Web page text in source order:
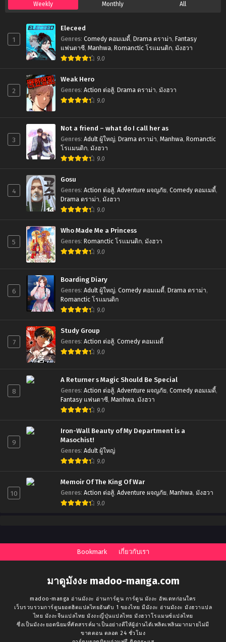
Weekly Monthly All
1
Eleceed
Genres: Comedy คอมเมดี้, Drama ดราม่า, Fantasy
แฟนตาซี, Manhwa, Romanctic โรเเมนติก, มังฮวา
9.0
2
Weak Hero
Genres: Action ต่อสู้, Drama ดราม่า, มังฮวา
9.0
3
Not a friend – what do I call her as
Genres: Adult ผู้ใหญ่, Drama ดราม่า, Manhwa, Romanctic
โรเเมนติก, มังฮวา
9.0
4
Gosu
Genres: Action ต่อสู้, Adventure ผจญภัย, Comedy คอมเมดี้,
Drama ดราม่า, มังฮวา
9.0
5
Who Made Me a Princess
Genres: Romanctic โรเเมนติก, มังฮวา
9.0
6
Boarding Diary
Genres: Adult ผู้ใหญ่, Comedy คอมเมดี้, Drama ดราม่า,
Romanctic โรเเมนติก
9.0
7
Study Group
Genres: Action ต่อสู้, Comedy คอมเมดี้
9.0
8
A Returner s Magic Should Be Special
Genres: Action ต่อสู้, Adventure ผจญภัย, Comedy คอมเมดี้,
Fantasy แฟนตาซี, Manhwa, มังฮวา
9.0
9
Iron-Wall Beauty of My Department is a
Masochist!
Genres: Adult ผู้ใหญ่
9.0
10
Memoir Of The King Of War
Genres: Action ต่อสู้, Adventure ผจญภัย, Manhwa, มังฮวา
9.0
Bookmark เกี่ยวกับเรา
มาดูมังงะ madoo-manga.com
madoo-manga อ่านมังงะ อ่านการ์ตูน การ์ตูน มังงะ อัพเดทก่อนใคร
เว็บรวบรวมการ์ตูนยอดฮิตแปลไทยอันดับ 1 ของไทย มีมังงะ อ่านมังงะ มังฮวาแปล
ไทย มังงะจีนแปลไทย มังงะญี่ปุ่นแปลไทย มังฮวาโรแมนซ์แปลไทย
ซึ่งเป็นมังงะยอดนิยมที่คัดสรรค์มาเป็นอย่างดีให้ผู้อ่านได้เพลิดเพลินมากมายไม่มี
ขาดตอน ตลอด 24 ชั่วโมง